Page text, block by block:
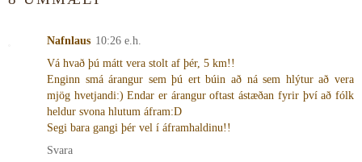
Nafnlaus 10:26 e.h.
Vá hvað þú mátt vera stolt af þér, 5 km!!
Enginn smá árangur sem þú ert búin að ná sem hlýtur að vera
mjög hvetjandi:) Endar er árangur oftast ástæðan fyrir því að fólk
heldur svona hlutum áfram:D
Segi bara gangi þér vel í áframhaldinu!!
Svara